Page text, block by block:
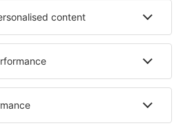
Ubytování in Sano
Ubytování in Faroe Islands